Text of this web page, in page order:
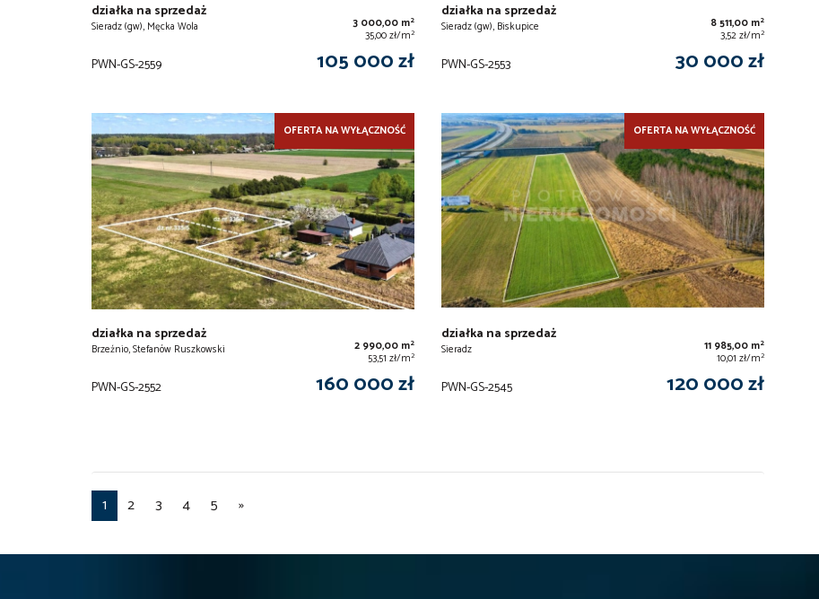
działka na sprzedaż
Sieradz (gw), Męcka Wola 3 000,00 m2
35,00 zł/m2
PWN-GS-2559 105 000 zł
działka na sprzedaż
Sieradz (gw), Biskupice 8 511,00 m2
3,52 zł/m2
PWN-GS-2553 30 000 zł
OFERTA NA WYŁĄCZNOŚĆ
działka na sprzedaż
Brzeźnio, Stefanów Ruszkowski 2 990,00 m2
53,51 zł/m2
PWN-GS-2552 160 000 zł
OFERTA NA WYŁĄCZNOŚĆ
działka na sprzedaż
Sieradz 11 985,00 m2
10,01 zł/m2
PWN-GS-2545 120 000 zł
1 2 3 4 5 »